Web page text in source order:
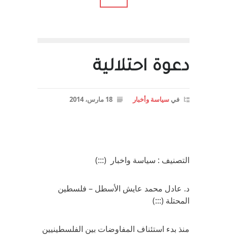
دعوة احتلالية
في سياسة وأخبار 18 مارس، 2014
التصنيف : سياسة واخبار (:::)
د. عادل محمد عايش الأسطل – فلسطين
المحتلة (:::)
منذ بدء استئناف المفاوضات بين الفلسطينيين